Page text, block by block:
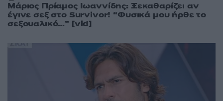
Μάριος Πρίαμος Ιωαννίδης: Ξεκαθαρίζει αν
έγινε σεξ στο Survivor! “Φυσικά μου ήρθε το
σεξουαλικό…” [vid]